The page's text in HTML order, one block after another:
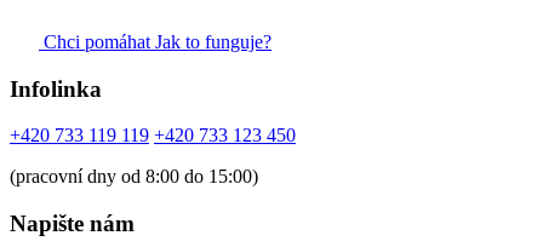
Chci pomáhat Jak to funguje?
Infolinka
+420 733 119 119 +420 733 123 450
(pracovní dny od 8:00 do 15:00)
Napište nám